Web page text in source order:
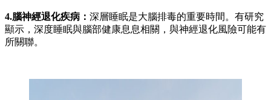
4.腦神經退化疾病： 深層睡眠是大腦排毒的重要時間。有研究
顯示，深度睡眠與腦部健康息息相關，與神經退化風險可能有
所關聯。